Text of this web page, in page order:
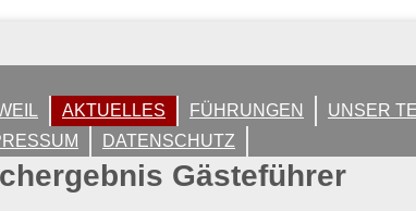
AKTUELLES FÜHRUNGEN
UNSER
DATENSCHUTZ
Gästeführer